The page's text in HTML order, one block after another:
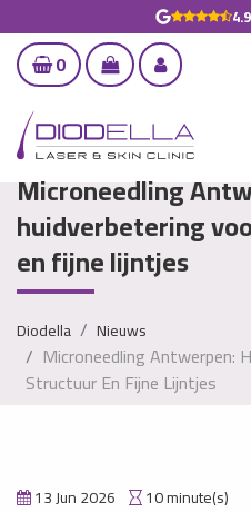
4.9
0
Microneedling
huidverbetering
en fijne lijntjes
Diodella Nieuws
Microneedling Antwerpen:
Structuur En Fijne Lijntjes
13 Jun 2026 10 minute(s)